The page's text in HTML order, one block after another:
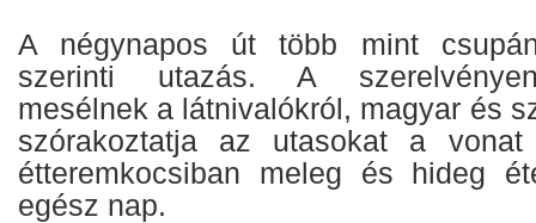
A négynapos út több mint
szerinti utazás. A
mesélnek a látnivalókról, magyar és
szórakoztatja az utasokat a
étteremkocsiban meleg és hideg
egész nap.